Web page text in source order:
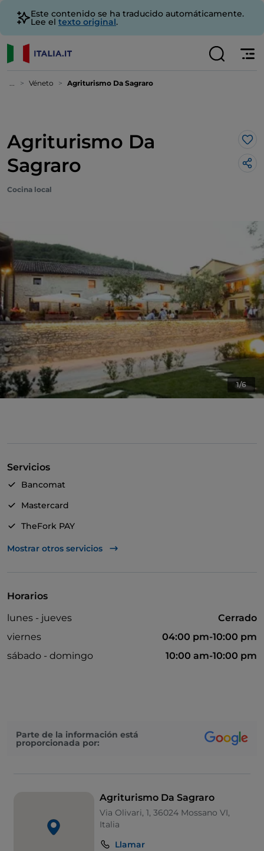
Este contenido se ha traducido automáticamente.
Lee el texto original.
... Véneto Agriturismo Da Sagraro
Agriturismo Da
Sagraro
Me
Cocina local
1/6
Servicios
Bancomat
Mastercard
TheFork PAY
UnionPay via TheFork PAY
Se habla inglés
Mostrar otros servicios
Horarios
lunes - jueves
Cerrado
viernes
04:00 pm-10:00 pm
sábado - domingo
10:00 am-10:00 pm
Parte de la información está
proporcionada por:
Agriturismo Da Sagraro
Via Olivari, 1, 36024 Mossano VI,
Italia
Llamar